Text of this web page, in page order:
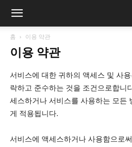
홈 이용 약관
이용 약관
서비스에 대한 귀하의 액세스 및 사
락하고 준수하는 것을 조건으로합니
세스하거나 서비스를 사용하는 모든
게 적용됩니다.
서비스에 액세스하거나 사용함으로